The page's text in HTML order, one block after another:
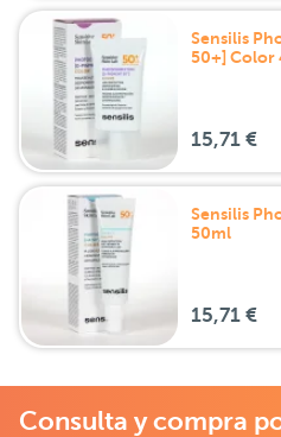
Sensilis
50+] Color
15,71 €
Sensilis
50ml
15,71 €
Consulta y compra